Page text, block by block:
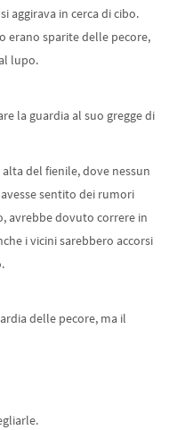
aggirava in cerca di cibo.
erano sparite delle pecore,
lupo.
la guardia al suo gregge di
del fienile, dove nessun
sentito dei rumori
avrebbe dovuto correre in
i vicini sarebbero accorsi
delle pecore, ma il